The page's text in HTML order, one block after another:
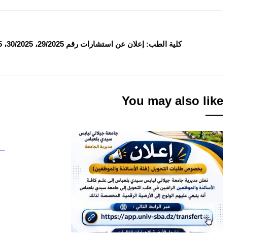
كلية الطب: إعلان عن استشارات رقم 29/2025، 30/2025، 31/2025، 32/2025
You may also like